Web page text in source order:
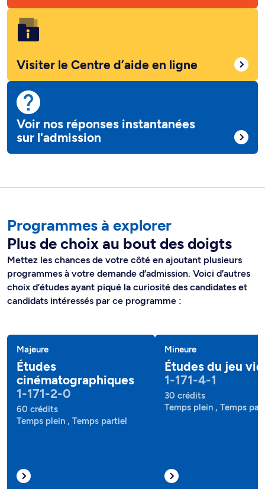
Visiter le Centre d’aide en ligne
Voir nos réponses instantanées
sur l'admission
Programmes à explorer
Plus de choix au bout des doigts
Mettez les chances de votre côté en ajoutant plusieurs
programmes à votre demande d’admission. Voici d’autres
choix d’études ayant piqué la curiosité des candidates et
candidats intéressés par ce programme :
Majeure
Études
cinématographiques
1-171-2-0
60 crédits
Temps plein , Temps partiel
Mineure
Études du jeu
1-171-4-1
30 crédits
Temps plein , Temps